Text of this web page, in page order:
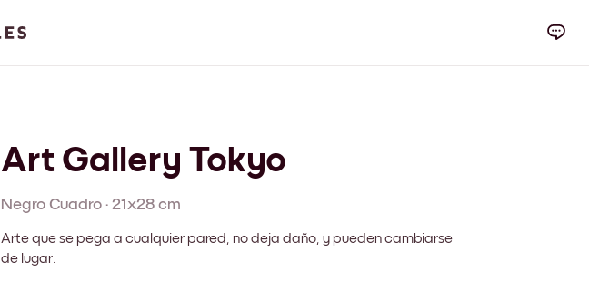
Art Gallery Tokyo
Negro Cuadro · 21x28 cm
Arte que se pega a cualquier pared, no deja daño, y pueden cambiarse
de lugar.